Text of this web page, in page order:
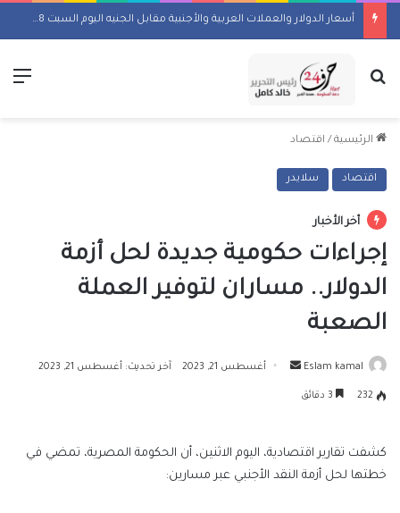
أسعار الدولار والعملات العربية والأجنبية مقابل الجنيه اليوم السبت 8 أغسطس 2026
بحث عن
الرئيسية / اقتصاد
اقتصاد سلايدر
أخر الأخبار
إجراءات حكومية جديدة لحل أزمة
الدولار.. مساران لتوفير العملة
الصعبة
Eslam kamal
أرسل أغسطس 21, 2023 آخر تحديث: أغسطس 21, 2023
232
كشفت تقارير اقتصادية، اليوم الاثنين، أن الحكومة المصرية، تمضي في
خطتها لحل أزمة النقد الأجنبي عبر مسارين: